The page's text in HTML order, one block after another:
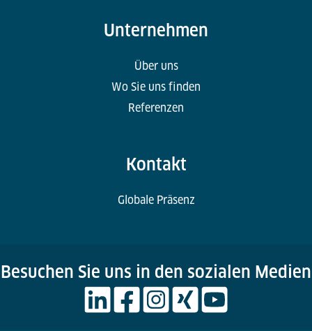
Unternehmen
Über uns
Wo Sie uns finden
Referenzen
Kontakt
Globale Präsenz
Besuchen Sie uns in den sozialen Medien